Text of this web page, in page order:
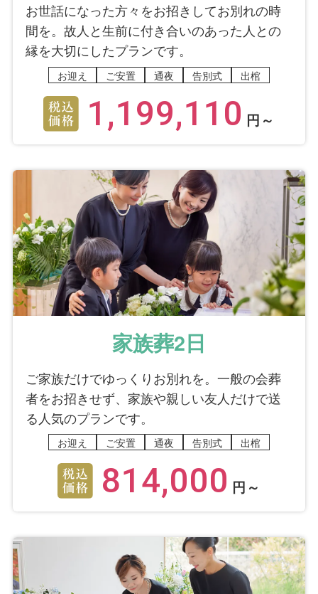
お世話になった方々をお招きしてお別れの時
間を。故人と生前に付き合いのあった人との
縁を大切にしたプランです。
お迎え ご安置 通夜 告別式 出棺
1,199,110 円～
家族葬2日
ご家族だけでゆっくりお別れを。一般の会葬
者をお招きせず、家族や親しい友人だけで送
る人気のプランです。
お迎え ご安置 通夜 告別式 出棺
814,000 円～